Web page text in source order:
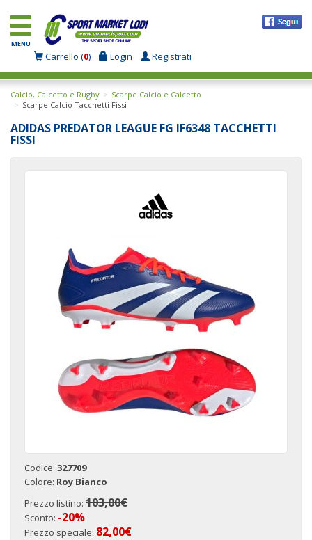
MENU
Carrello (0) Login Registrati
Calcio, Calcetto e Rugby
Scarpe Calcio e Calcetto
Scarpe Calcio Tacchetti Fissi
ADIDAS PREDATOR LEAGUE FG IF6348 TACCHETTI
FISSI
Codice: 327709
Colore: Roy Bianco
Prezzo listino: 103,00€
Sconto: -20%
Prezzo speciale: 82,00€